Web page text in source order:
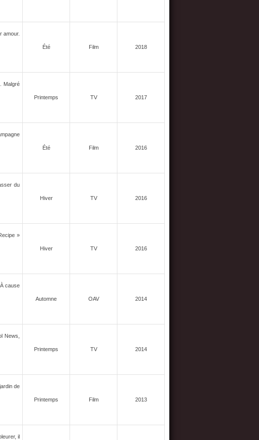
amour.
Été
Film 2018
Malgré
Printemps
TV 2017
Été
Film 2016
du
Hiver
TV 2016
»
Hiver
TV 2016
cause
Automne
OAV 2014
News,
Printemps
TV 2014
de
Printemps
Film 2013
il